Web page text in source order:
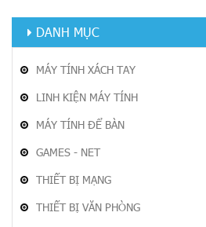
DANH MỤC
MÁY TÍNH XÁCH TAY
LINH KIỆN MÁY TÍNH
MÁY TÍNH ĐỂ BÀN
GAMES - NET
THIẾT BỊ MẠNG
THIẾT BỊ VĂN PHÒNG